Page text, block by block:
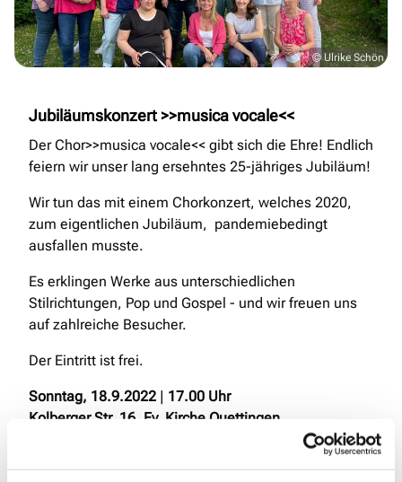
© Ulrike Schön
Jubiläumskonzert >>musica vocale<<
Der Chor>>musica vocale<< gibt sich die Ehre! Endlich
feiern wir unser lang ersehntes 25-jähriges Jubiläum!
Wir tun das mit einem Chorkonzert, welches 2020,
zum eigentlichen Jubiläum, pandemiebedingt
ausfallen musste.
Es erklingen Werke aus unterschiedlichen
Stilrichtungen, Pop und Gospel - und wir freuen uns
auf zahlreiche Besucher.
Der Eintritt ist frei.
Sonntag, 18.9.2022 | 17.00 Uhr
Kolberger Str. 16, Ev. Kirche Quettingen